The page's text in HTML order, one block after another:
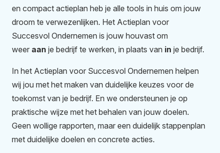
en compact actieplan heb je alle tools in huis om jouw
droom te verwezenlijken. Het Actieplan voor
Succesvol Ondernemen is jouw houvast om
weer aan je bedrijf te werken, in plaats van in je bedrijf.
In het Actieplan voor Succesvol Ondernemen helpen
wij jou met het maken van duidelijke keuzes voor de
toekomst van je bedrijf. En we ondersteunen je op
praktische wijze met het behalen van jouw doelen.
Geen wollige rapporten, maar een duidelijk stappenplan
met duidelijke doelen en concrete acties.